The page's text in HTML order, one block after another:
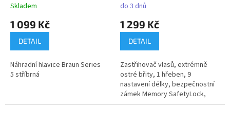
Skladem
1 099 Kč
DETAIL
Náhradní hlavice Braun Series
5 stříbrná
do 3 dnů
1 299 Kč
DETAIL
Zastřihovač vlasů, extrémně
ostré břity, 1 hřeben, 9
nastavení délky, bezpečnostní
zámek Memory SafetyLock,
pro...